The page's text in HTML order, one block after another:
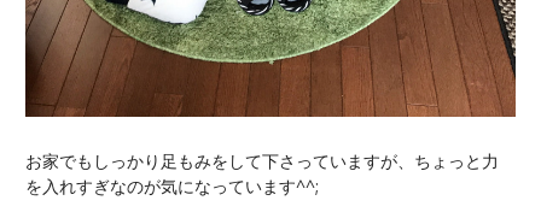
お家でもしっかり足もみをして下さっていますが、ちょっと力
を入れすぎなのが気になっています^^;